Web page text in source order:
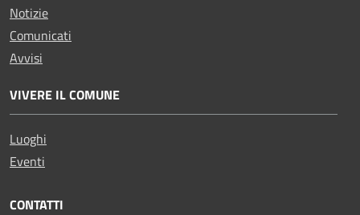
Notizie
Comunicati
Avvisi
VIVERE IL COMUNE
Luoghi
Eventi
CONTATTI